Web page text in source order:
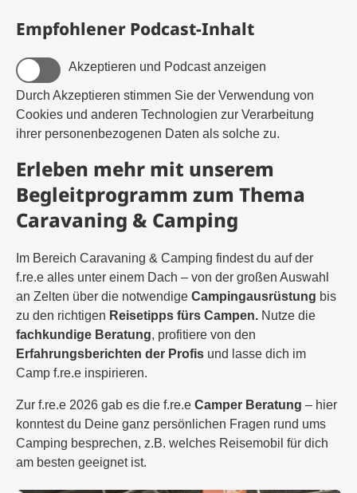
Empfohlener Podcast-Inhalt
Akzeptieren und Podcast anzeigen
Durch Akzeptieren stimmen Sie der Verwendung von
Cookies und anderen Technologien zur Verarbeitung
ihrer personenbezogenen Daten als solche zu.
Erleben mehr mit unserem
Begleit­­programm zum Thema
Caravaning & Camping
Im Bereich Caravaning & Camping findest du auf der
f.re.e alles unter einem Dach – von der großen Auswahl
an Zelten über die notwendige Campingausrüstung bis
zu den richtigen Reisetipps fürs Campen. Nutze die
fachkundige Beratung, profitiere von den
Erfahrungsberichten der Profis und lasse dich im
Camp f.re.e inspirieren.
Zur f.re.e 2026 gab es die f.re.e Camper Beratung – hier
konntest du Deine ganz persönlichen Fragen rund ums
Camping besprechen, z.B. welches Reisemobil für dich
am besten geeignet ist.